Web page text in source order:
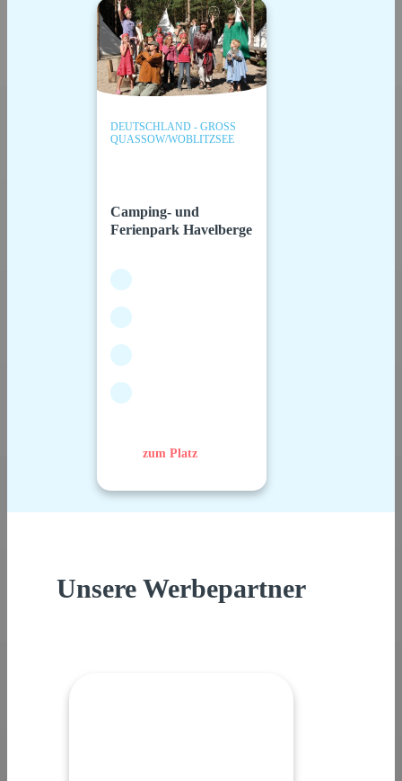
DEUTSCHLAND - GROSS Q
UASSOW/WOBLITZSEE
Camping- und
Ferienpark Havelberge
zum Platz
Unsere Werbepartner